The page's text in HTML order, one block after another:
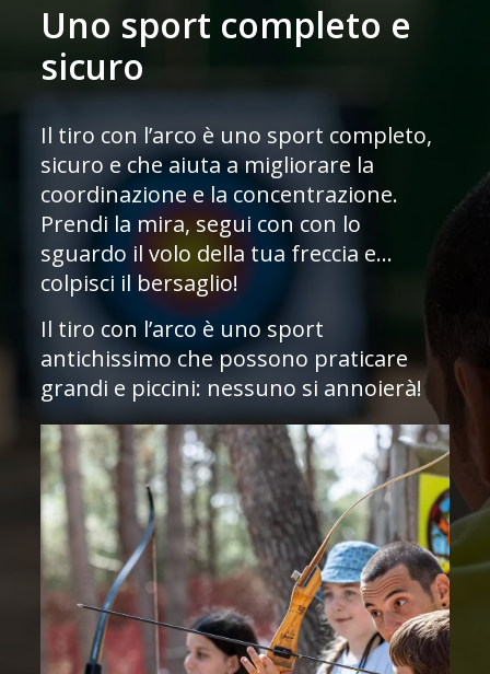
Uno sport completo e
sicuro
Il tiro con l’arco è uno sport completo,
sicuro e che aiuta a migliorare la
coordinazione e la concentrazione.
Prendi la mira, segui con con lo
sguardo il volo della tua freccia e…
colpisci il bersaglio!
Il tiro con l’arco è uno sport
antichissimo che possono praticare
grandi e piccini: nessuno si annoierà!